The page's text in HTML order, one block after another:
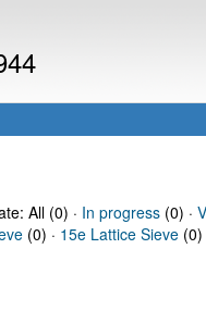
All (0) · In progress(0) ·
(0) · 15e Lattice Sieve (0)